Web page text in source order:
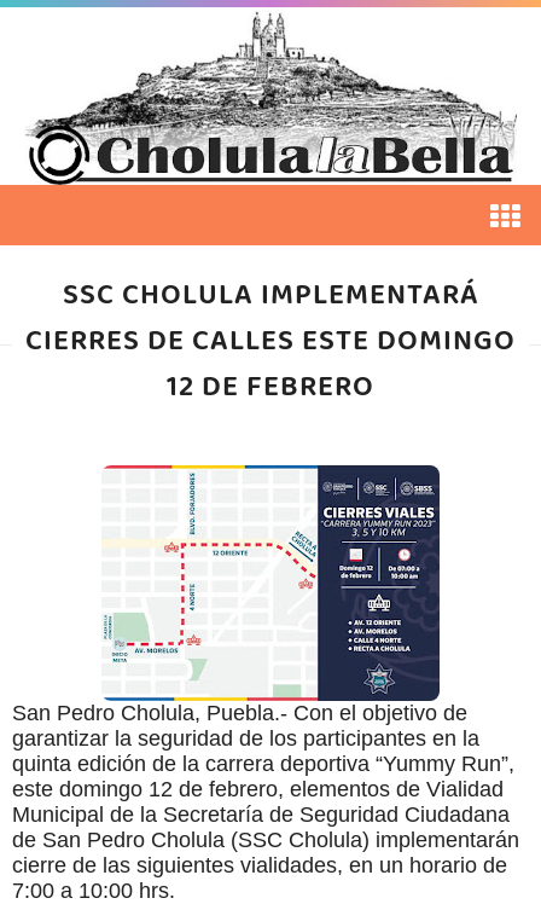
SSC CHOLULA IMPLEMENTARÁ
CIERRES DE CALLES ESTE DOMINGO
12 DE FEBRERO
San Pedro Cholula, Puebla.- Con el objetivo de
garantizar la seguridad de los participantes en la
quinta edición de la carrera deportiva “Yummy Run”,
este domingo 12 de febrero, elementos de Vialidad
Municipal de la Secretaría de Seguridad Ciudadana
de San Pedro Cholula (SSC Cholula) implementarán
cierre de las siguientes vialidades, en un horario de
7:00 a 10:00 hrs.